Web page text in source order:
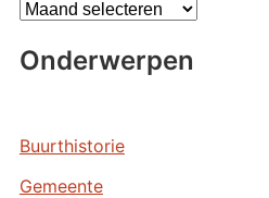
A
c
e
Onderwerpen
Buurthistorie
Gemeente